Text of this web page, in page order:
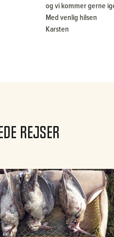
og vi kommer gerne
Med venlig hilsen
Karsten
rejser